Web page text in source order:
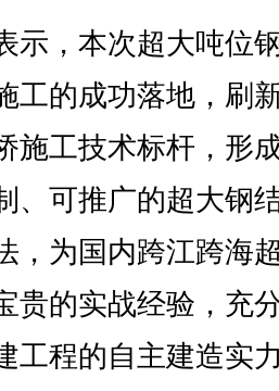
，本次超大吨位
工的成功落地，刷
施工技术标杆，形
、可推广的超大钢
，为国内跨江跨海
贵的实战经验，充
工程的自主建造实